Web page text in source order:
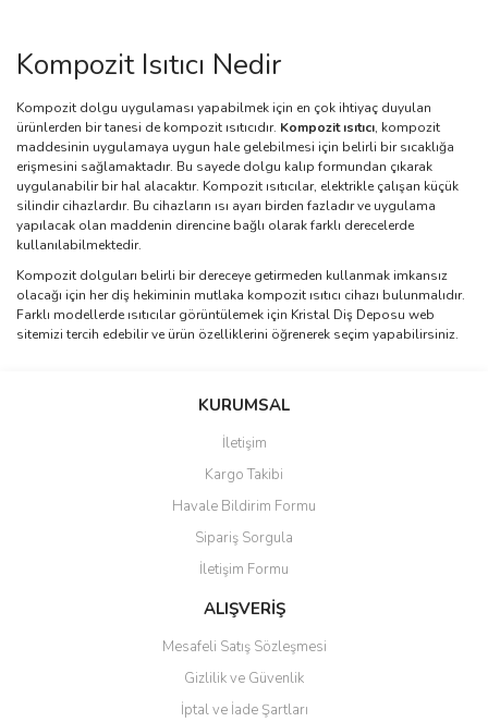
Kompozit Isıtıcı Nedir
Kompozit dolgu uygulaması yapabilmek için en çok ihtiyaç duyulan
ürünlerden bir tanesi de kompozit ısıtıcıdır. Kompozit ısıtıcı, kompozit
maddesinin uygulamaya uygun hale gelebilmesi için belirli bir sıcaklığa
erişmesini sağlamaktadır. Bu sayede dolgu kalıp formundan çıkarak
uygulanabilir bir hal alacaktır. Kompozit ısıtıcılar, elektrikle çalışan küçük
silindir cihazlardır. Bu cihazların ısı ayarı birden fazladır ve uygulama
yapılacak olan maddenin direncine bağlı olarak farklı derecelerde
kullanılabilmektedir.
Kompozit dolguları belirli bir dereceye getirmeden kullanmak imkansız
olacağı için her diş hekiminin mutlaka kompozit ısıtıcı cihazı bulunmalıdır.
Farklı modellerde ısıtıcılar görüntülemek için Kristal Diş Deposu web
sitemizi tercih edebilir ve ürün özelliklerini öğrenerek seçim yapabilirsiniz.
KURUMSAL
İletişim
Kargo Takibi
Havale Bildirim Formu
Sipariş Sorgula
İletişim Formu
ALIŞVERİŞ
Mesafeli Satış Sözleşmesi
Gizlilik ve Güvenlik
İptal ve İade Şartları